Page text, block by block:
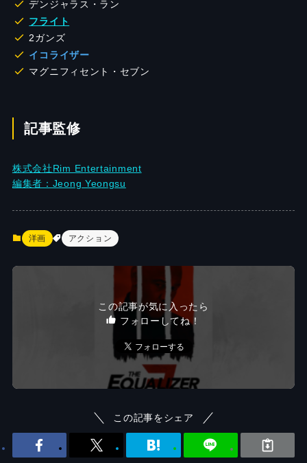
デンジャラス・ラン
フライト
2ガンズ
イコライザー
マグニフィセント・セブン
記事監修
株式会社Rim Entertainment
編集者：Jeong Yeongsu
洋画 アクション
この記事が気に入ったら
フォローしてね！
この記事をシェア